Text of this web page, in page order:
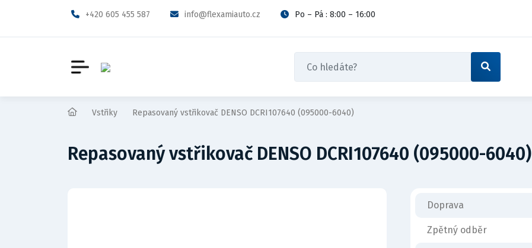
+420 605 455 587 info@flexamiauto.cz Po – Pá : 8:00 – 16:00
Vstřiky Repasovaný vstřikovač DENSO DCRI107640 (095000-6040)
Repasovaný vstřikovač DENSO DCRI107640 (095000-6040)
Doprava
Zpětný odběr